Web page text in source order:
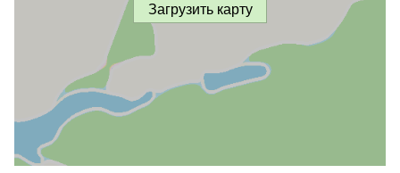
Загрузить карту